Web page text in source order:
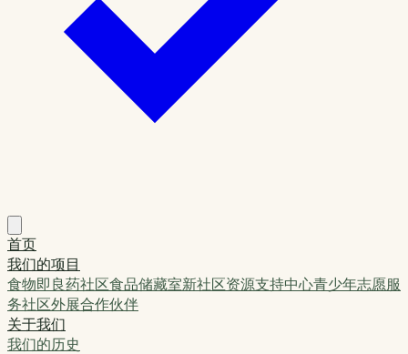
首页
我们的项目
食物即良药社区食品储藏室新社区资源支持中心青少年志愿服
务社区外展合作伙伴
关于我们
我们的历史